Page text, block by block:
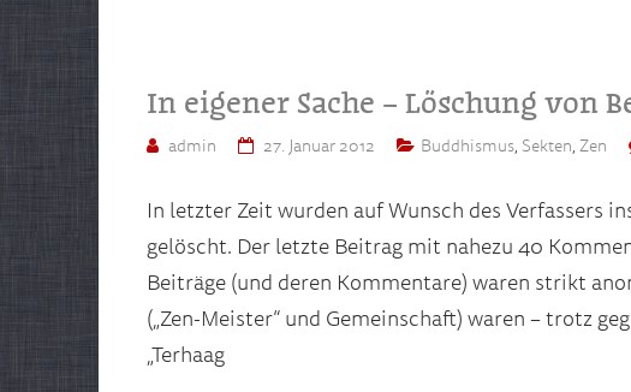
In eigener Sache – Löschung von
admin 27. Januar 2012 Buddhismus, Sekten, Zen
In letzter Zeit wurden auf Wunsch des Verfassers
gelöscht. Der letzte Beitrag mit nahezu 40
Beiträge (und deren Kommentare) waren strikt
(„Zen-Meister“ und Gemeinschaft) waren – trotz
„Terhaag